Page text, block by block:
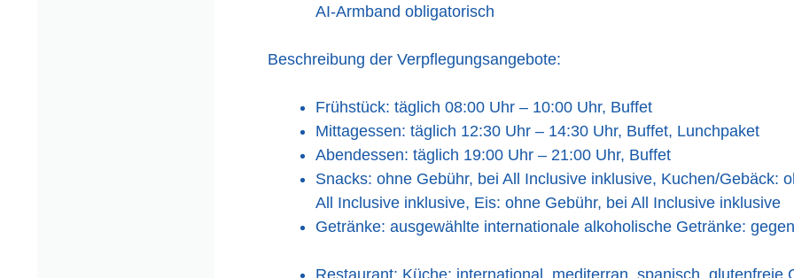
AI-Armband obligatorisch
Beschreibung der Verpflegungsangebote:
Frühstück: täglich 08:00 Uhr – 10:00 Uhr, Buffet
Mittagessen: täglich 12:30 Uhr – 14:30 Uhr, Buffet, Lunchpaket
Abendessen: täglich 19:00 Uhr – 21:00 Uhr, Buffet
Snacks: ohne Gebühr, bei All Inclusive inklusive, Kuchen/Gebäck:
All Inclusive inklusive, Eis: ohne Gebühr, bei All Inclusive inklusive
Getränke: ausgewählte internationale alkoholische Getränke: